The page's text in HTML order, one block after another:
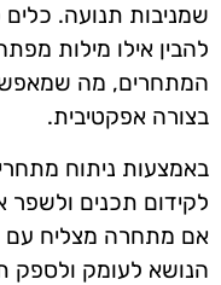
להבין אילו מילות
המתחרים, מה
בצורה אפקטיבית.
באמצעות ניתוח
לקידום תכנים
אם מתחרה מצליח עם
הנושא לעומק ולספק